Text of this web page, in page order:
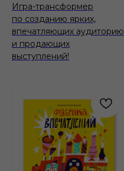
Игра-трансформер
по созданию ярких,
впечатляющих аудиторию
и продающих
выступлений!